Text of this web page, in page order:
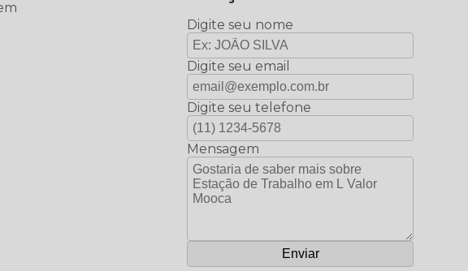
Digite seu nome
Digite seu email
Digite seu telefone
Mensagem